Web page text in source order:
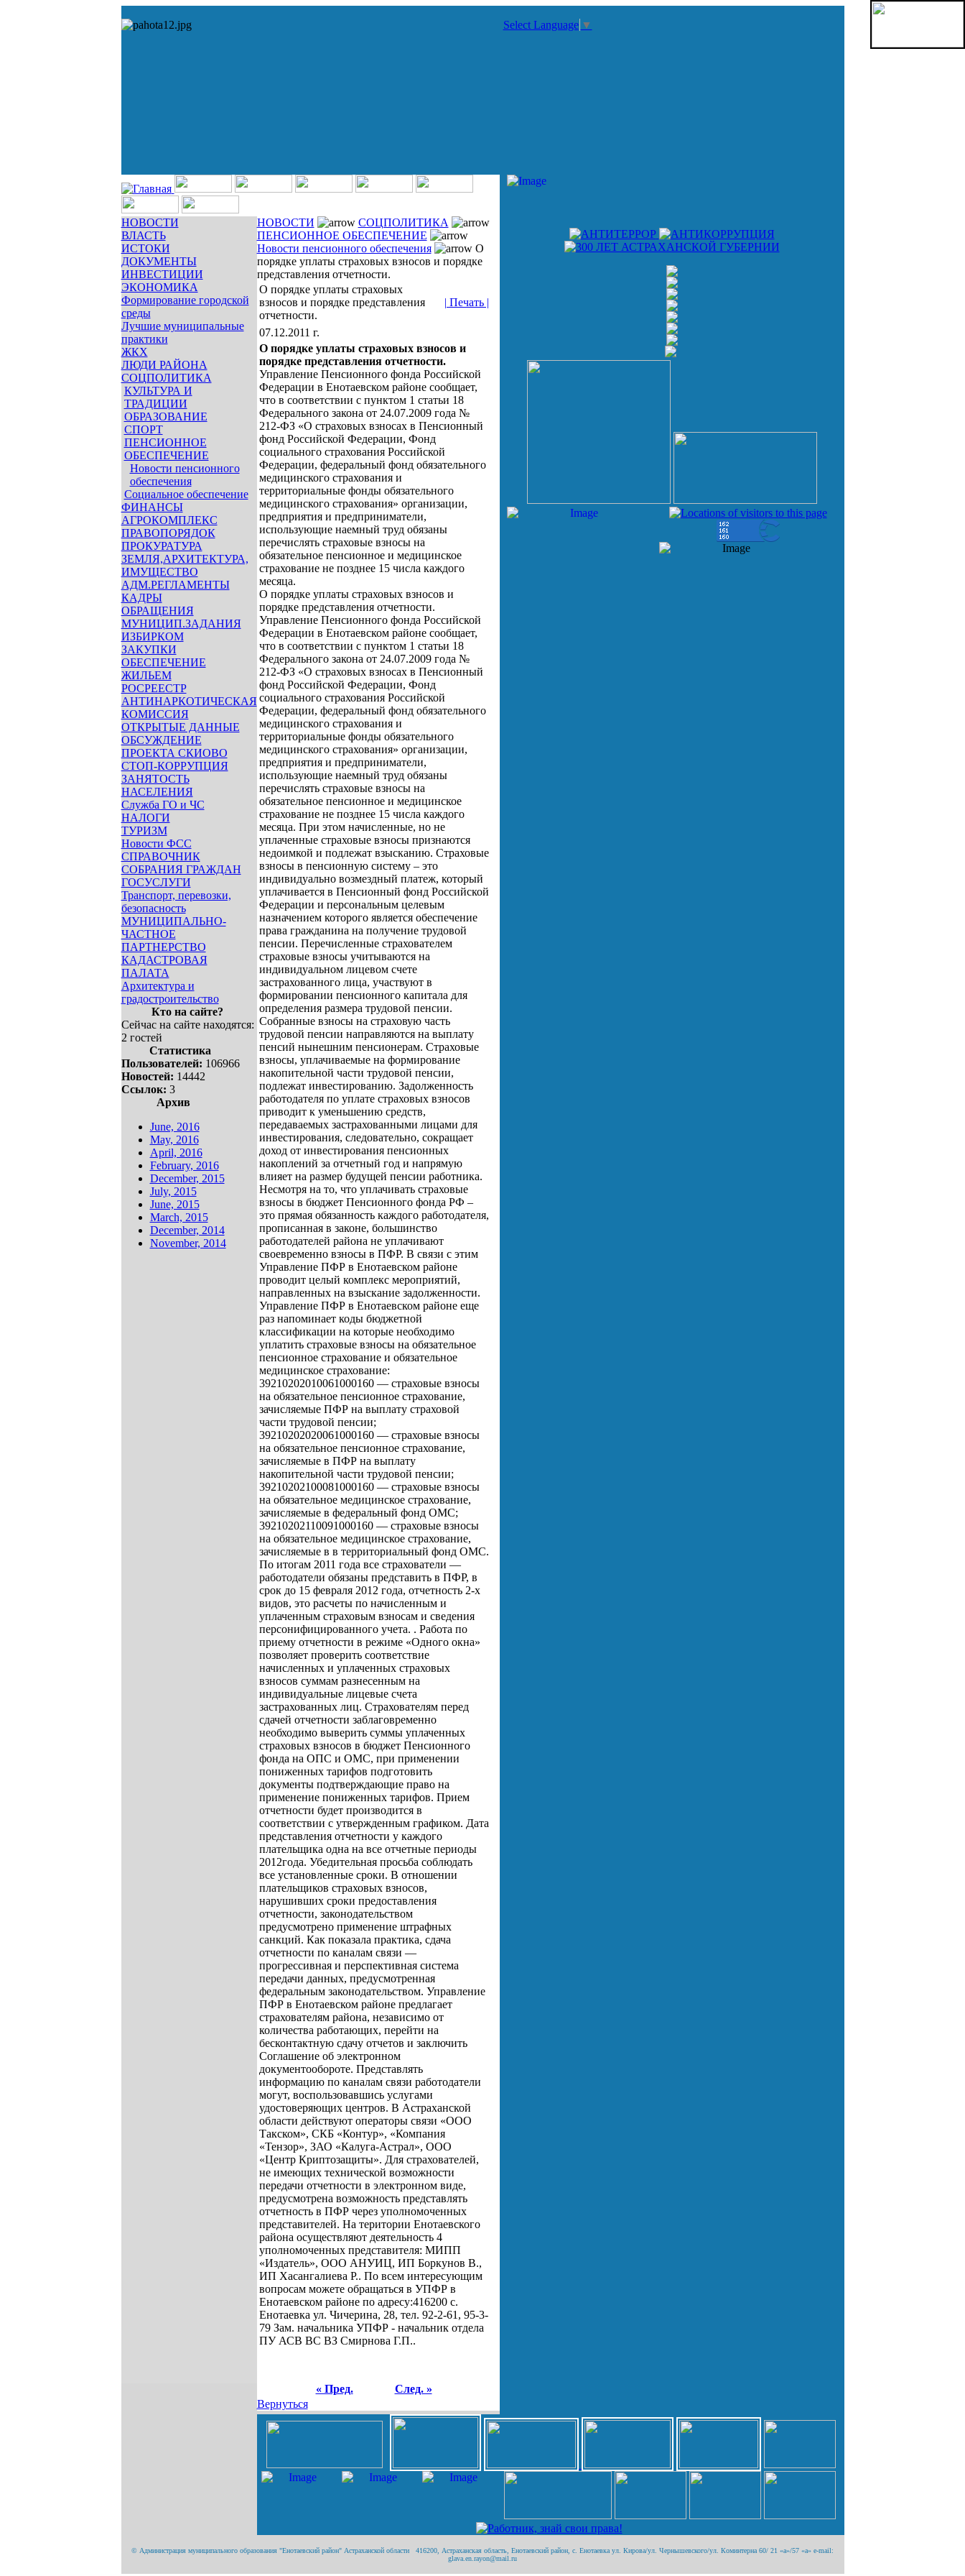
Select Language ▼
НОВОСТИ
ВЛАСТЬ
ИСТОКИ
ДОКУМЕНТЫ
ИНВЕСТИЦИИ
ЭКОНОМИКА
Формирование городской
среды
Лучшие муниципальные
практики
ЖКХ
ЛЮДИ РАЙОНА
СОЦПОЛИТИКА
КУЛЬТУРА И
ТРАДИЦИИ
ОБРАЗОВАНИЕ
СПОРТ
ПЕНСИОННОЕ
ОБЕСПЕЧЕНИЕ
Новости пенсионного
обеспечения
Социальное обеспечение
ФИНАНСЫ
АГРОКОМПЛЕКС
ПРАВОПОРЯДОК
ПРОКУРАТУРА
ЗЕМЛЯ,АРХИТЕКТУРА,
ИМУЩЕСТВО
АДМ.РЕГЛАМЕНТЫ
КАДРЫ
ОБРАЩЕНИЯ
МУНИЦИП.ЗАДАНИЯ
ИЗБИРКОМ
ЗАКУПКИ
ОБЕСПЕЧЕНИЕ
ЖИЛЬЕМ
РОСРЕЕСТР
АНТИНАРКОТИЧЕСКАЯ
КОМИССИЯ
ОТКРЫТЫЕ ДАННЫЕ
ОБСУЖДЕНИЕ
ПРОЕКТА СКИОВО
СТОП-КОРРУПЦИЯ
ЗАНЯТОСТЬ
НАСЕЛЕНИЯ
Служба ГО и ЧС
НАЛОГИ
ТУРИЗМ
Новости ФСС
СПРАВОЧНИК
СОБРАНИЯ ГРАЖДАН
ГОСУСЛУГИ
Транспорт, перевозки,
безопасность
МУНИЦИПАЛЬНО-
ЧАСТНОЕ
ПАРТНЕРСТВО
КАДАСТРОВАЯ
ПАЛАТА
Архитектура и
градостроительство
Кто на сайте?
Сейчас на сайте находятся:
2 гостей
Статистика
Пользователей: 106966
Новостей: 14442
Ссылок: 3
Архив
June, 2016
May, 2016
April, 2016
February, 2016
December, 2015
July, 2015
June, 2015
March, 2015
December, 2014
November, 2014
НОВОСТИ
СОЦПОЛИТИКА
ПЕНСИОННОЕ ОБЕСПЕЧЕНИЕ
Новости пенсионного обеспечения
О
порядке уплаты страховых взносов и порядке
представления отчетности.
О порядке уплаты страховых
взносов и порядке представления
отчетности.
| Печать |
07.12.2011 г.
О порядке уплаты страховых взносов и
порядке представления отчетности.
Управление Пенсионного фонда Российской
Федерации в Енотаевском районе сообщает,
что в соответствии с пунктом 1 статьи 18
Федерального закона от 24.07.2009 года №
212-ФЗ «О страховых взносах в Пенсионный
фонд Российской Федерации, Фонд
социального страхования Российской
Федерации, федеральный фонд обязательного
медицинского страхования и
территориальные фонды обязательного
медицинского страхования» организации,
предприятия и предприниматели,
использующие наемный труд обязаны
перечислять страховые взносы на
обязательное пенсионное и медицинское
страхование не позднее 15 числа каждого
месяца.
О порядке уплаты страховых взносов и
порядке представления отчетности.
Управление Пенсионного фонда Российской
Федерации в Енотаевском районе сообщает,
что в соответствии с пунктом 1 статьи 18
Федерального закона от 24.07.2009 года №
212-ФЗ «О страховых взносах в Пенсионный
фонд Российской Федерации, Фонд
социального страхования Российской
Федерации, федеральный фонд обязательного
медицинского страхования и
территориальные фонды обязательного
медицинского страхования» организации,
предприятия и предприниматели,
использующие наемный труд обязаны
перечислять страховые взносы на
обязательное пенсионное и медицинское
страхование не позднее 15 числа каждого
месяца. При этом начисленные, но не
уплаченные страховые взносы признаются
недоимкой и подлежат взысканию. Страховые
взносы в пенсионную систему – это
индивидуально возмездный платеж, который
уплачивается в Пенсионный фонд Российской
Федерации и персональным целевым
назначением которого является обеспечение
права гражданина на получение трудовой
пенсии. Перечисленные страхователем
страховые взносы учитываются на
индивидуальном лицевом счете
застрахованного лица, участвуют в
формировании пенсионного капитала для
определения размера трудовой пенсии.
Собранные взносы на страховую часть
трудовой пенсии направляются на выплату
пенсий нынешним пенсионерам. Страховые
взносы, уплачиваемые на формирование
накопительной части трудовой пенсии,
подлежат инвестированию. Задолженность
работодателя по уплате страховых взносов
приводит к уменьшению средств,
передаваемых застрахованными лицами для
инвестирования, следовательно, сокращает
доход от инвестирования пенсионных
накоплений за отчетный год и напрямую
влияет на размер будущей пенсии работника.
Несмотря на то, что уплачивать страховые
взносы в бюджет Пенсионного фонда РФ –
это прямая обязанность каждого работодателя,
прописанная в законе, большинство
работодателей района не уплачивают
своевременно взносы в ПФР. В связи с этим
Управление ПФР в Енотаевском районе
проводит целый комплекс мероприятий,
направленных на взыскание задолженности.
Управление ПФР в Енотаевском районе еще
раз напоминает коды бюджетной
классификации на которые необходимо
уплатить страховые взносы на обязательное
пенсионное страхование и обязательное
медицинское страхование:
39210202010061000160 — страховые взносы
на обязательное пенсионное страхование,
зачисляемые ПФР на выплату страховой
части трудовой пенсии;
39210202020061000160 — страховые взносы
на обязательное пенсионное страхование,
зачисляемые в ПФР на выплату
накопительной части трудовой пенсии;
39210202100081000160 — страховые взносы
на обязательное медицинское страхование,
зачисляемые в федеральный фонд ОМС;
39210202110091000160 — страховые взносы
на обязательное медицинское страхование,
зачисляемые в в территориальный фонд ОМС.
По итогам 2011 года все страхователи —
работодатели обязаны представить в ПФР, в
срок до 15 февраля 2012 года, отчетность 2-х
видов, это расчеты по начисленным и
уплаченным страховым взносам и сведения
персонифицированного учета. . Работа по
приему отчетности в режиме «Одного окна»
позволяет проверить соответствие
начисленных и уплаченных страховых
взносов суммам разнесенным на
индивидуальные лицевые счета
застрахованных лиц. Страхователям перед
сдачей отчетности заблаговременно
необходимо выверить суммы уплаченных
страховых взносов в бюджет Пенсионного
фонда на ОПС и ОМС, при применении
пониженных тарифов подготовить
документы подтверждающие право на
применение пониженных тарифов. Прием
отчетности будет производится в
соответствии с утвержденным графиком. Дата
представления отчетности у каждого
плательщика одна на все отчетные периоды
2012года. Убедительная просьба соблюдать
все установленные сроки. В отношении
плательщиков страховых взносов,
нарушивших сроки предоставления
отчетности, законодательством
предусмотрено применение штрафных
санкций. Как показала практика, сдача
отчетности по каналам связи —
прогрессивная и перспективная система
передачи данных, предусмотренная
федеральным законодательством. Управление
ПФР в Енотаевском районе предлагает
страхователям района, независимо от
количества работающих, перейти на
бесконтактную сдачу отчетов и заключить
Соглашение об электронном
документообороте. Представлять
информацию по каналам связи работодатели
могут, воспользовавшись услугами
удостоверяющих центров. В Астраханской
области действуют операторы связи «ООО
Такском», СКБ «Контур», «Компания
«Тензор», ЗАО «Калуга-Астрал», ООО
«Центр Криптозащиты». Для страхователей,
не имеющих технической возможности
передачи отчетности в электронном виде,
предусмотрена возможность представлять
отчетность в ПФР через уполномоченных
представителей. На територии Енотаевского
района осуществляют деятельность 4
уполномоченных представителя: МИПП
«Издатель», ООО АНУИЦ, ИП Боркунов В.,
ИП Хасангалиева Р.. По всем интересующим
вопросам можете обращаться в УПФР в
Енотаевском районе по адресу:416200 с.
Енотаевка ул. Чичерина, 28, тел. 92-2-61, 95-3-
79 Зам. начальника УПФР - начальник отдела
ПУ АСВ ВС ВЗ Смирнова Г.П..
« Пред.
След. »
Вернуться
© Администрация муниципального образования "Енотаевский район" Астраханской области 416200, Астраханская область, Енотаевский район, с. Енотаевка ул. Кирова/ул. Чернышевского/ул. Коминтерна 60/ 21 «а»/57 «а» e-mail:
glava.en.rayon@mail.ru